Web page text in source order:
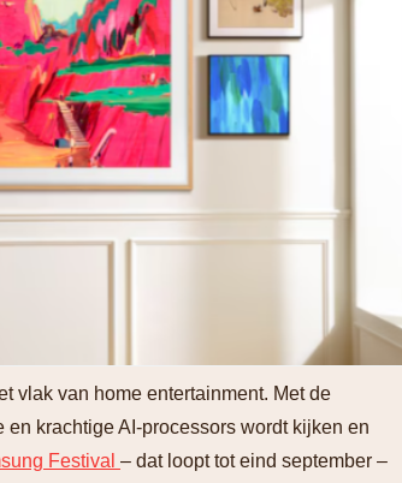
vlak van home entertainment. Met de
krachtige AI-processors wordt kijken en
Festival – dat loopt tot eind september –